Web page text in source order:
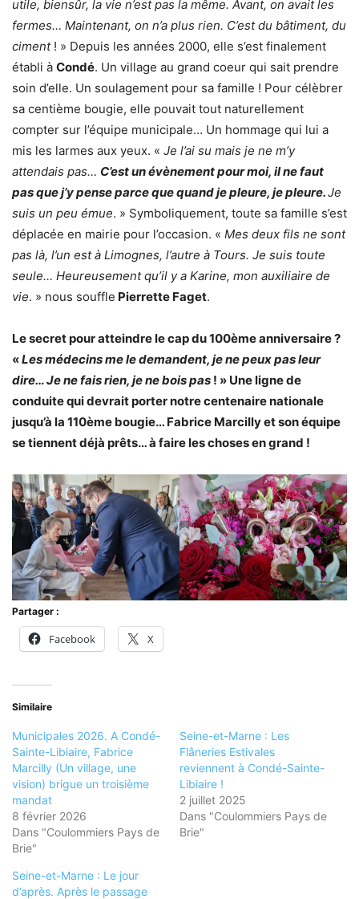
utile, biensûr, la vie n’est pas la même. Avant, on avait les
fermes… Maintenant, on n’a plus rien. C’est du bâtiment, du
ciment! » Depuis les années 2000, elle s’est finalement
établi à Condé. Un village au grand coeur qui sait prendre
soin d’elle. Un soulagement pour sa famille ! Pour célèbrer
sa centième bougie, elle pouvait tout naturellement
compter sur l’équipe municipale… Un hommage qui lui a
mis les larmes aux yeux. « Je l’ai su mais je ne m’y
attendais pas… C’est un évènement pour moi, il ne faut
pas que j’y pense parce que quand je pleure, je pleure.Je
suis un peu émue. » Symboliquement, toute sa famille s’est
déplacée en mairie pour l’occasion. « Mes deux fils ne sont
pas là, l’un est à Limognes, l’autre à Tours. Je suis toute
seule… Heureusement qu’il y a Karine, mon auxiliaire de
vie. » nous souffle Pierrette Faget.
Le secret pour atteindre le cap du 100ème anniversaire ?
«Les médecins me le demandent, je ne peux pas leur
dire… Je ne fais rien, je ne bois pas ! » Une ligne de
conduite qui devrait porter notre centenaire nationale
jusqu’à la 110ème bougie… Fabrice Marcilly et son équipe
se tiennent déjà prêts… à faire les choses en grand !
Partager :
Facebook X
Similaire
Municipales 2026. A Condé-
Sainte-Libiaire, Fabrice
Marcilly (Un village, une
vision) brigue un troisième
mandat
8 février 2026
Dans "Coulommiers Pays de
Brie"
Seine-et-Marne : Les
Flâneries Estivales
reviennent à Condé-Sainte-
Libiaire !
2 juillet 2025
Dans "Coulommiers Pays de
Brie"
Seine-et-Marne : Le jour
d’après. Après le passage